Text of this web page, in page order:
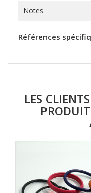
Notes
Références
LES